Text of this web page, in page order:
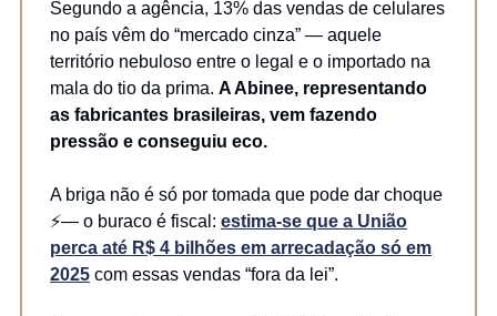
Segundo a agência, 13% das vendas de celulares
no país vêm do “mercado cinza” — aquele
território nebuloso entre o legal e o importado na
mala do tio da prima. A Abinee, representando
as fabricantes brasileiras, vem fazendo
pressão e conseguiu eco.
A briga não é só por tomada que pode dar choque
⚡— o buraco é fiscal: estima-se que a União
perca até R$ 4 bilhões em arrecadação só em
2025 com essas vendas “fora da lei”.